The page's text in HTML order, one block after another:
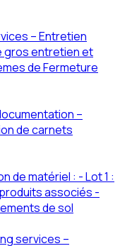
– Entretien
gros entretien et
de Fermeture
–
de carnets
de matériel : - Lot 1 :
associés -
de sol
services –